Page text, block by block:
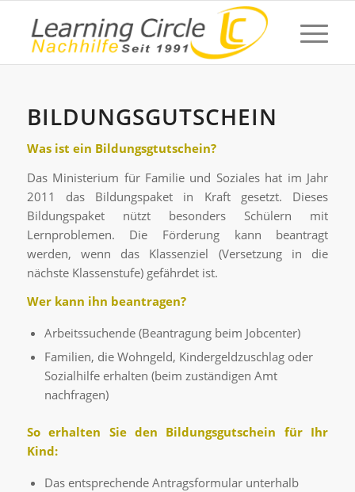
BILDUNGSGUTSCHEIN
Was ist ein Bildungsgtutschein?
Das Ministerium für Familie und Soziales hat im Jahr
2011 das Bildungspaket in Kraft gesetzt. Dieses
Bildungspaket nützt besonders Schülern mit
Lernproblemen. Die Förderung kann beantragt
werden, wenn das Klassenziel (Versetzung in die
nächste Klassenstufe) gefährdet ist.
Wer kann ihn beantragen?
Arbeitssuchende (Beantragung beim Jobcenter)
Familien, die Wohngeld, Kindergeldzuschlag oder
Sozialhilfe erhalten (beim zuständigen Amt
nachfragen)
So erhalten Sie den Bildungsgutschein für Ihr
Kind:
Das entsprechende Antragsformular unterhalb